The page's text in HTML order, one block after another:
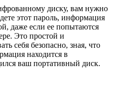
диску, вам нужно
этот пароль, информация
даже если ее попытаются
Это простой и
себя безопасно, зная, что
находится в
ваш портативный диск.